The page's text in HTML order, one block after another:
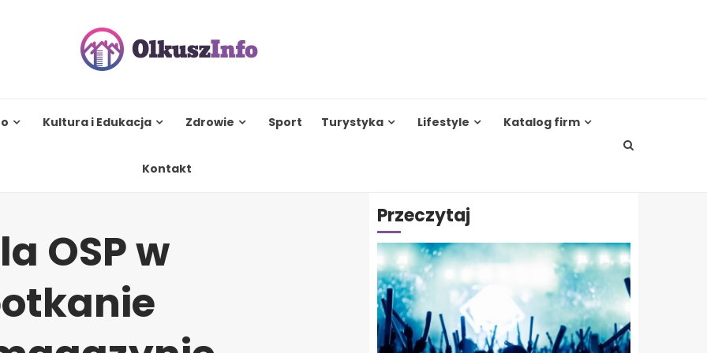
Kultura i Edukacja Zdrowie Sport Turystyka Lifestyle Katalog firm
Kontakt
OSP w
Przeczytaj